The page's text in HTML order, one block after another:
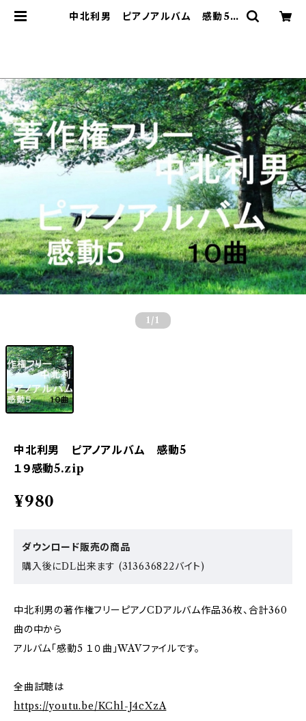
中北利男 ピアノアルバム 感動5 |
1 /1
中北利男 ピアノアルバム 感動5
１９感動5.zip
¥980
ダウンロード販売の商品
購入後にDL出来ます (313636822バイト)
中北利男の著作権フリーピアノCDアルバム作品36枚、合計360
曲の中から
アルバム「感動5 １０曲」WAVファイルです。
全曲試聴は
https://youtu.be/KChl-J4cXzA